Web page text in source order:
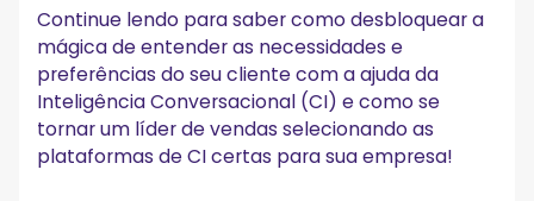
F. Treine e integre membros da equipe
Quem pode se beneficiar das ferramentas de
inteligência de conversação?
Equipes de vendas
Equipes de marketing
Equipes de atendimento ao cliente
Continue lendo para saber como desbloquear a
mágica de entender as necessidades e
preferências do seu cliente com a ajuda da
Inteligência Conversacional (CI) e como se
tornar um líder de vendas selecionando as
plataformas de CI certas para sua empresa!